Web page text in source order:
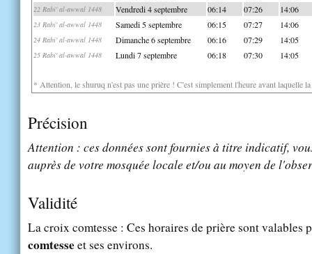
22 Rabi' al-awwal 1448 Vendredi 4 septembre 06:14 07:26 14:06
23 Rabi' al-awwal 1448 Samedi 5 septembre 06:15 07:27 14:06
24 Rabi' al-awwal 1448 Dimanche 6 septembre 06:16 07:29 14:05
25 Rabi' al-awwal 1448 Lundi 7 septembre 06:18 07:30 14:05
* Attention, le shuruq n'est pas une prière ! C'est simplement l'heure avant laquelle
Précision
Attention : ces données sont fournies à titre indicatif,
auprès de votre mosquée locale et/ou au moyen de
Validité
La croix comtesse : Ces horaires de prière sont valables
comtesseet ses environs.